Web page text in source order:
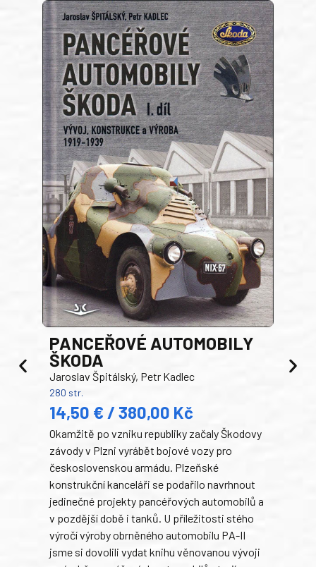
PANCEŘOVÉ AUTOMOBILY
ŠKODA
Jaroslav Špitálský, Petr Kadlec
280 str.
14,50 € / 380,00 Kč
Okamžitě po vzniku republiky začaly Škodovy
závody v Plzni vyrábět bojové vozy pro
československou armádu. Plzeňské
konstrukční kanceláři se podařilo navrhnout
jedinečné projekty pancéřových automobilů a
v pozdější době i tanků. U příležitosti stého
výročí výroby obrněného automobilu PA-II
jsme si dovolili vydat knihu věnovanou vývoji